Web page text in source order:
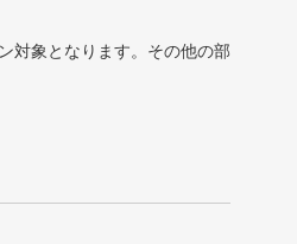
対象となります。その他の部